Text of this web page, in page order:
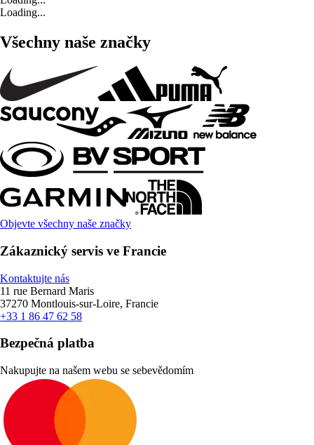
Loading...
Všechny naše značky
Objevte všechny naše značky
Zákaznický servis ve Francie
Kontaktujte nás
11 rue Bernard Maris
37270 Montlouis-sur-Loire, Francie
+33 1 86 47 62 58
Bezpečná platba
Nakupujte na našem webu se sebevědomím